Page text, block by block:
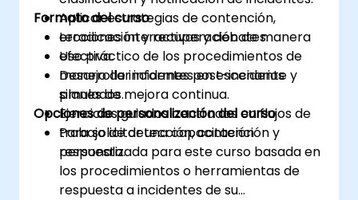
Aplicar estrategias de contención,
erradicación y recuperación de manera
efectiva.
Desarrollar informes post-incidente y
planes de mejora continua.
Formato del curso
Lecciones interactivas y debates.
Uso práctico de los procedimientos de
manejo de incidentes en escenarios
simulados.
Ejercicios guiados centrados en flujos de
trabajo de detección, contención y
respuesta.
Opciones de personalización del curso
Para solicitar una capacitación
personalizada para este curso basada en
los procedimientos o herramientas de
respuesta a incidentes de su